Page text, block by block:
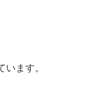
ます。